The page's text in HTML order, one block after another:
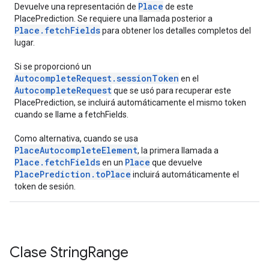
Devuelve una representación de Place de este
PlacePrediction. Se requiere una llamada posterior a
Place.fetchFieldspara obtener los detalles completos del
lugar.
Si se proporcionó un
AutocompleteRequest.sessionToken en el
AutocompleteRequestque se usó para recuperar este
PlacePrediction, se incluirá automáticamente el mismo token
cuando se llame a fetchFields.
Como alternativa, cuando se usa
PlaceAutocompleteElement, la primera llamada a
Place.fetchFieldsen un Place que devuelve
PlacePrediction.toPlace incluirá automáticamente el
token de sesión.
Clase StringRange